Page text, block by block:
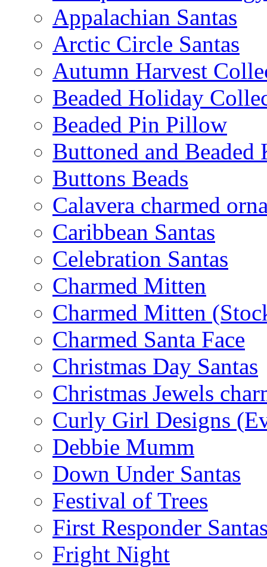
Appalachian Santas
Arctic Circle Santas
Autumn Harvest
Beaded Holiday
Beaded Pin Pillow
Buttoned and Beaded
Buttons Beads
Calavera charmed
Caribbean Santas
Celebration Santas
Charmed Mitten
Charmed Mitten
Charmed Santa Face
Christmas Day Santas
Christmas Jewels
Curly Girl Designs
Debbie Mumm
Down Under Santas
Festival of Trees
First Responder
Fright Night